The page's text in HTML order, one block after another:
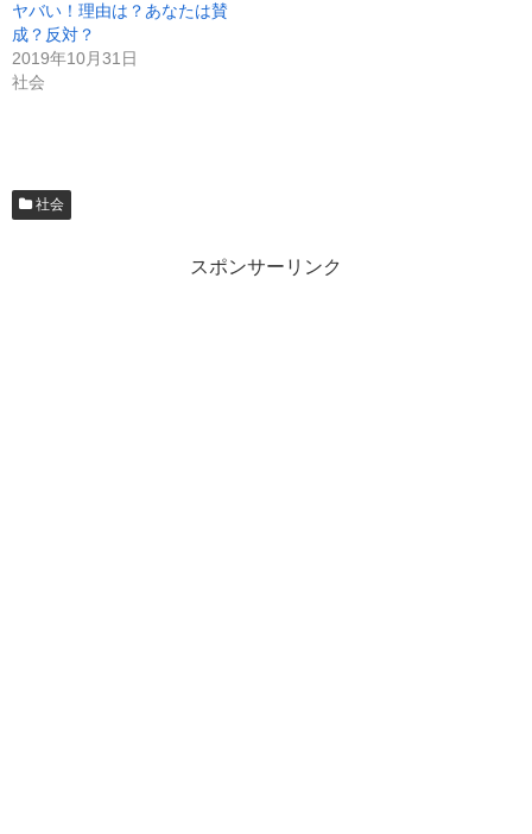
ヤバい！理由は？あなたは賛
成？反対？
2019年10月31日
社会
社会
スポンサーリンク